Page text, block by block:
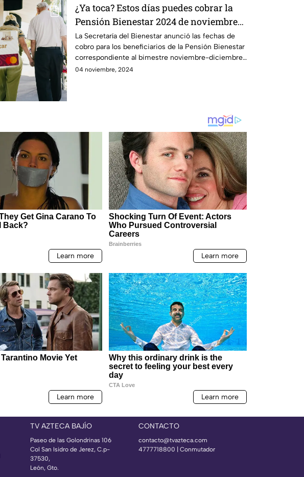
¿Ya toca? Estos días puedes cobrar la
Pensión Bienestar 2024 de noviembre-
diciembre en Guanajuato
La Secretaría del Bienestar anunció las fechas de
cobro para los beneficiarios de la Pensión Bienestar
correspondiente al bimestre noviembre-diciembre
2024.
04 noviembre, 2024
TV AZTECA BAJÍO
Paseo de las Golondrinas 106
Col San Isidro de Jerez, C.p-
37530,
León, Gto.
CONTACTO
contacto@tvazteca.com
4777718800 | Conmutador